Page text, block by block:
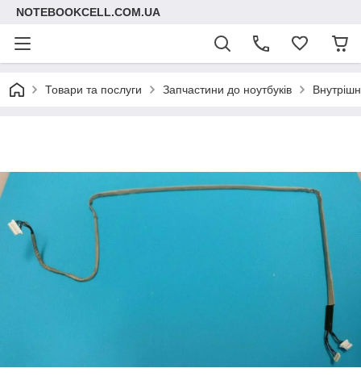
NOTEBOOKCELL.COM.UA
Товари та послуги Запчастини до ноутбуків